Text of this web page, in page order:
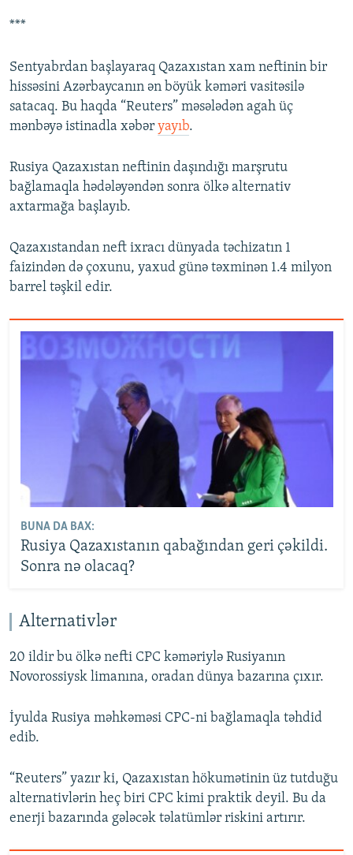
***
Sentyabrdan başlayaraq Qazaxıstan xam neftinin bir
hissəsini Azərbaycanın ən böyük kəməri vasitəsilə
satacaq. Bu haqda “Reuters” məsələdən agah üç
mənbəyə istinadla xəbər yayıb.
Rusiya Qazaxıstan neftinin daşındığı marşrutu
bağlamaqla hədələyəndən sonra ölkə alternativ
axtarmağa başlayıb.
Qazaxıstandan neft ixracı dünyada təchizatın 1
faizindən də çoxunu, yaxud günə təxminən 1.4 milyon
barrel təşkil edir.
BUNA DA BAX:
Rusiya Qazaxıstanın qabağından geri çəkildi.
Sonra nə olacaq?
Alternativlər
20 ildir bu ölkə nefti CPC kəməriylə Rusiyanın
Novorossiysk limanına, oradan dünya bazarına çıxır.
İyulda Rusiya məhkəməsi CPC-ni bağlamaqla təhdid
edib.
“Reuters” yazır ki, Qazaxıstan hökumətinin üz tutduğu
alternativlərin heç biri CPC kimi praktik deyil. Bu da
enerji bazarında gələcək təlatümlər riskini artırır.